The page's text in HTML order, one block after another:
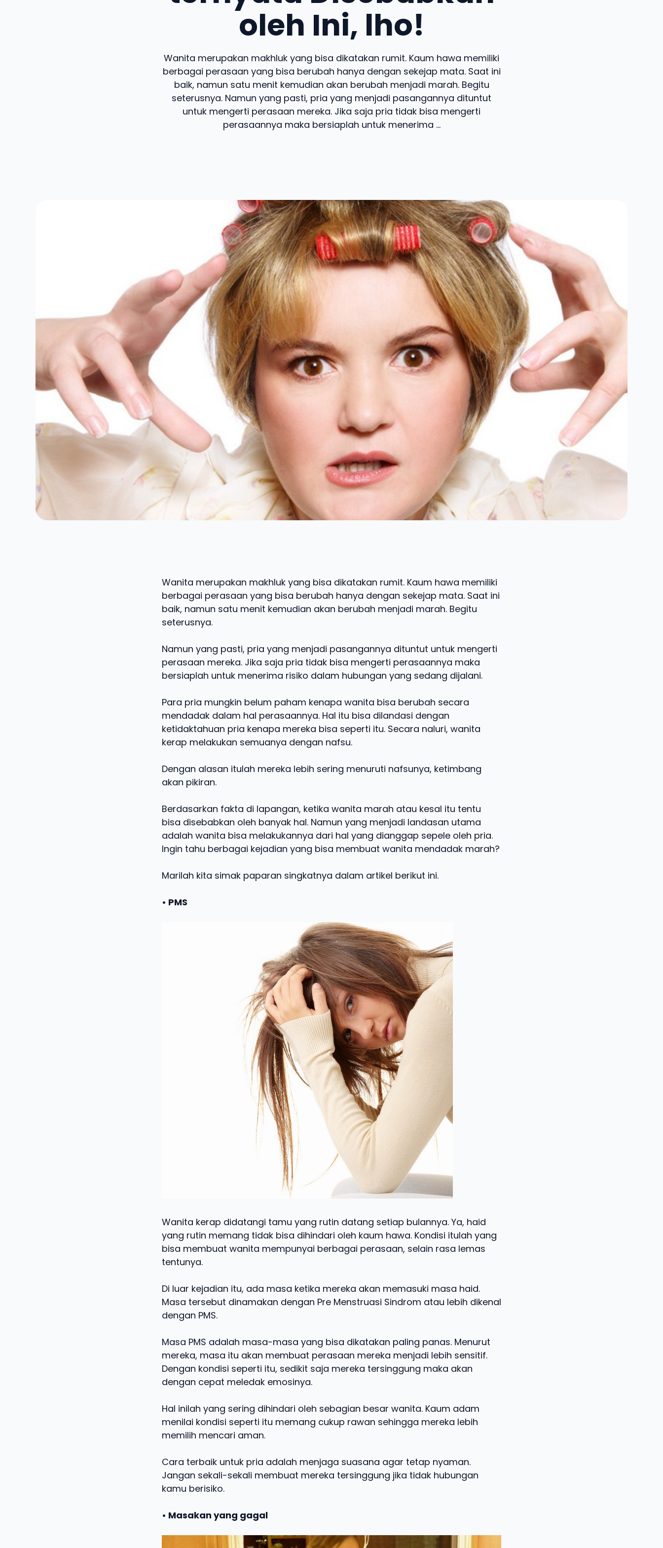
oleh Ini, lho!
Wanita merupakan makhluk yang bisa dikatakan rumit. Kaum hawa memiliki
berbagai perasaan yang bisa berubah hanya dengan sekejap mata. Saat ini
baik, namun satu menit kemudian akan berubah menjadi marah. Begitu
seterusnya. Namun yang pasti, pria yang menjadi pasangannya dituntut
untuk mengerti perasaan mereka. Jika saja pria tidak bisa mengerti
perasaannya maka bersiaplah untuk menerima ...
Wanita merupakan makhluk yang bisa dikatakan rumit. Kaum hawa memiliki
berbagai perasaan yang bisa berubah hanya dengan sekejap mata. Saat ini
baik, namun satu menit kemudian akan berubah menjadi marah. Begitu
seterusnya.
Namun yang pasti, pria yang menjadi pasangannya dituntut untuk mengerti
perasaan mereka. Jika saja pria tidak bisa mengerti perasaannya maka
bersiaplah untuk menerima risiko dalam hubungan yang sedang dijalani.
Para pria mungkin belum paham kenapa wanita bisa berubah secara
mendadak dalam hal perasaannya. Hal itu bisa dilandasi dengan
ketidaktahuan pria kenapa mereka bisa seperti itu. Secara naluri, wanita
kerap melakukan semuanya dengan nafsu.
Dengan alasan itulah mereka lebih sering menuruti nafsunya, ketimbang
akan pikiran.
Berdasarkan fakta di lapangan, ketika wanita marah atau kesal itu tentu
bisa disebabkan oleh banyak hal. Namun yang menjadi landasan utama
adalah wanita bisa melakukannya dari hal yang dianggap sepele oleh pria.
Ingin tahu berbagai kejadian yang bisa membuat wanita mendadak marah?
Marilah kita simak paparan singkatnya dalam artikel berikut ini.
• PMS
Wanita kerap didatangi tamu yang rutin datang setiap bulannya. Ya, haid
yang rutin memang tidak bisa dihindari oleh kaum hawa. Kondisi itulah yang
bisa membuat wanita mempunyai berbagai perasaan, selain rasa lemas
tentunya.
Di luar kejadian itu, ada masa ketika mereka akan memasuki masa haid.
Masa tersebut dinamakan dengan Pre Menstruasi Sindrom atau lebih dikenal
dengan PMS.
Masa PMS adalah masa-masa yang bisa dikatakan paling panas. Menurut
mereka, masa itu akan membuat perasaan mereka menjadi lebih sensitif.
Dengan kondisi seperti itu, sedikit saja mereka tersinggung maka akan
dengan cepat meledak emosinya.
Hal inilah yang sering dihindari oleh sebagian besar wanita. Kaum adam
menilai kondisi seperti itu memang cukup rawan sehingga mereka lebih
memilih mencari aman.
Cara terbaik untuk pria adalah menjaga suasana agar tetap nyaman.
Jangan sekali-sekali membuat mereka tersinggung jika tidak hubungan
kamu berisiko.
• Masakan yang gagal